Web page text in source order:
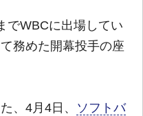
WBCに出場してい
務めた開幕投手の座
、4月4日、 ソフトバ